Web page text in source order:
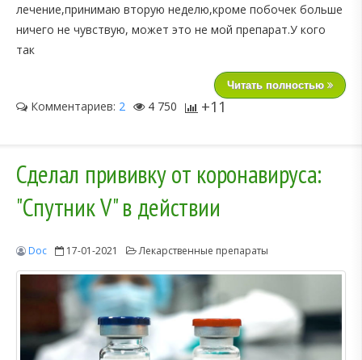
лечение,принимаю вторую неделю,кроме побочек больше
ничего не чувствую, может это не мой препарат.У кого
так
Читать полностью
Комментариев: 2 4 750 +11
Сделал прививку от коронавируса:
"Спутник V" в действии
Doc 17-01-2021 Лекарственные препараты